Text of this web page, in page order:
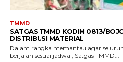
TMMD
SATGAS TMMD KODIM 0813/
DISTRIBUSI MATERIAL
Dalam rangka memantau agar seluruh
berjalan sesuai jadwal, Satgas TMMD...